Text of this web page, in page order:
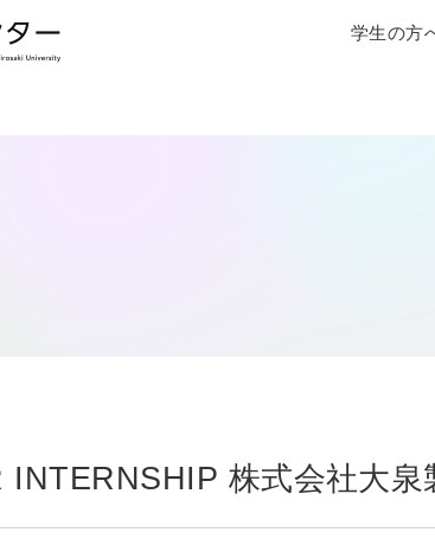
学生の方
INTERNSHIP 株式会社大泉